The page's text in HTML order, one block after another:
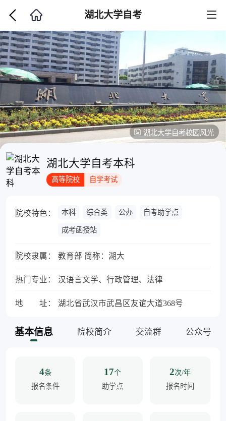
湖北大学自考
湖北大学自考校园风光
湖北大学自考本科
高等院校 自学考试
院校特色： 本科 综合类 公办 自考助学点
成考函授站
院校隶属： 教育部 简称：湖大
热门专业： 汉语言文学、行政管理、法律
地 址： 湖北省武汉市武昌区友谊大道368号
基本信息 院校简介 交流群 公众号
4条
报名条件
17个
助学点
2次/年
报名时间